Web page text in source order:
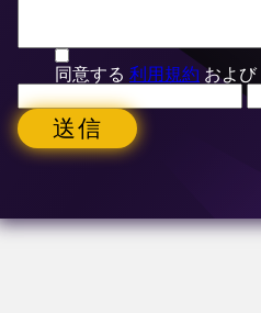
同意する 利用規約 および
送信